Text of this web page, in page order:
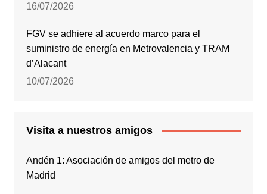
16/07/2026
FGV se adhiere al acuerdo marco para el
suministro de energía en Metrovalencia y TRAM
d’Alacant
10/07/2026
Visita a nuestros amigos
Andén 1: Asociación de amigos del metro de
Madrid